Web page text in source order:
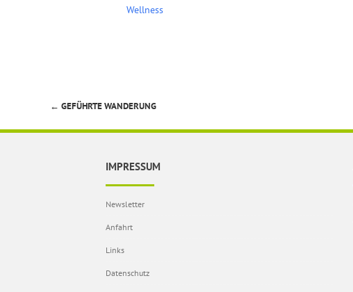
Wellness
Beitragsnavigation
← GEFÜHRTE WANDERUNG
IMPRESSUM
Newsletter
Anfahrt
Links
Datenschutz